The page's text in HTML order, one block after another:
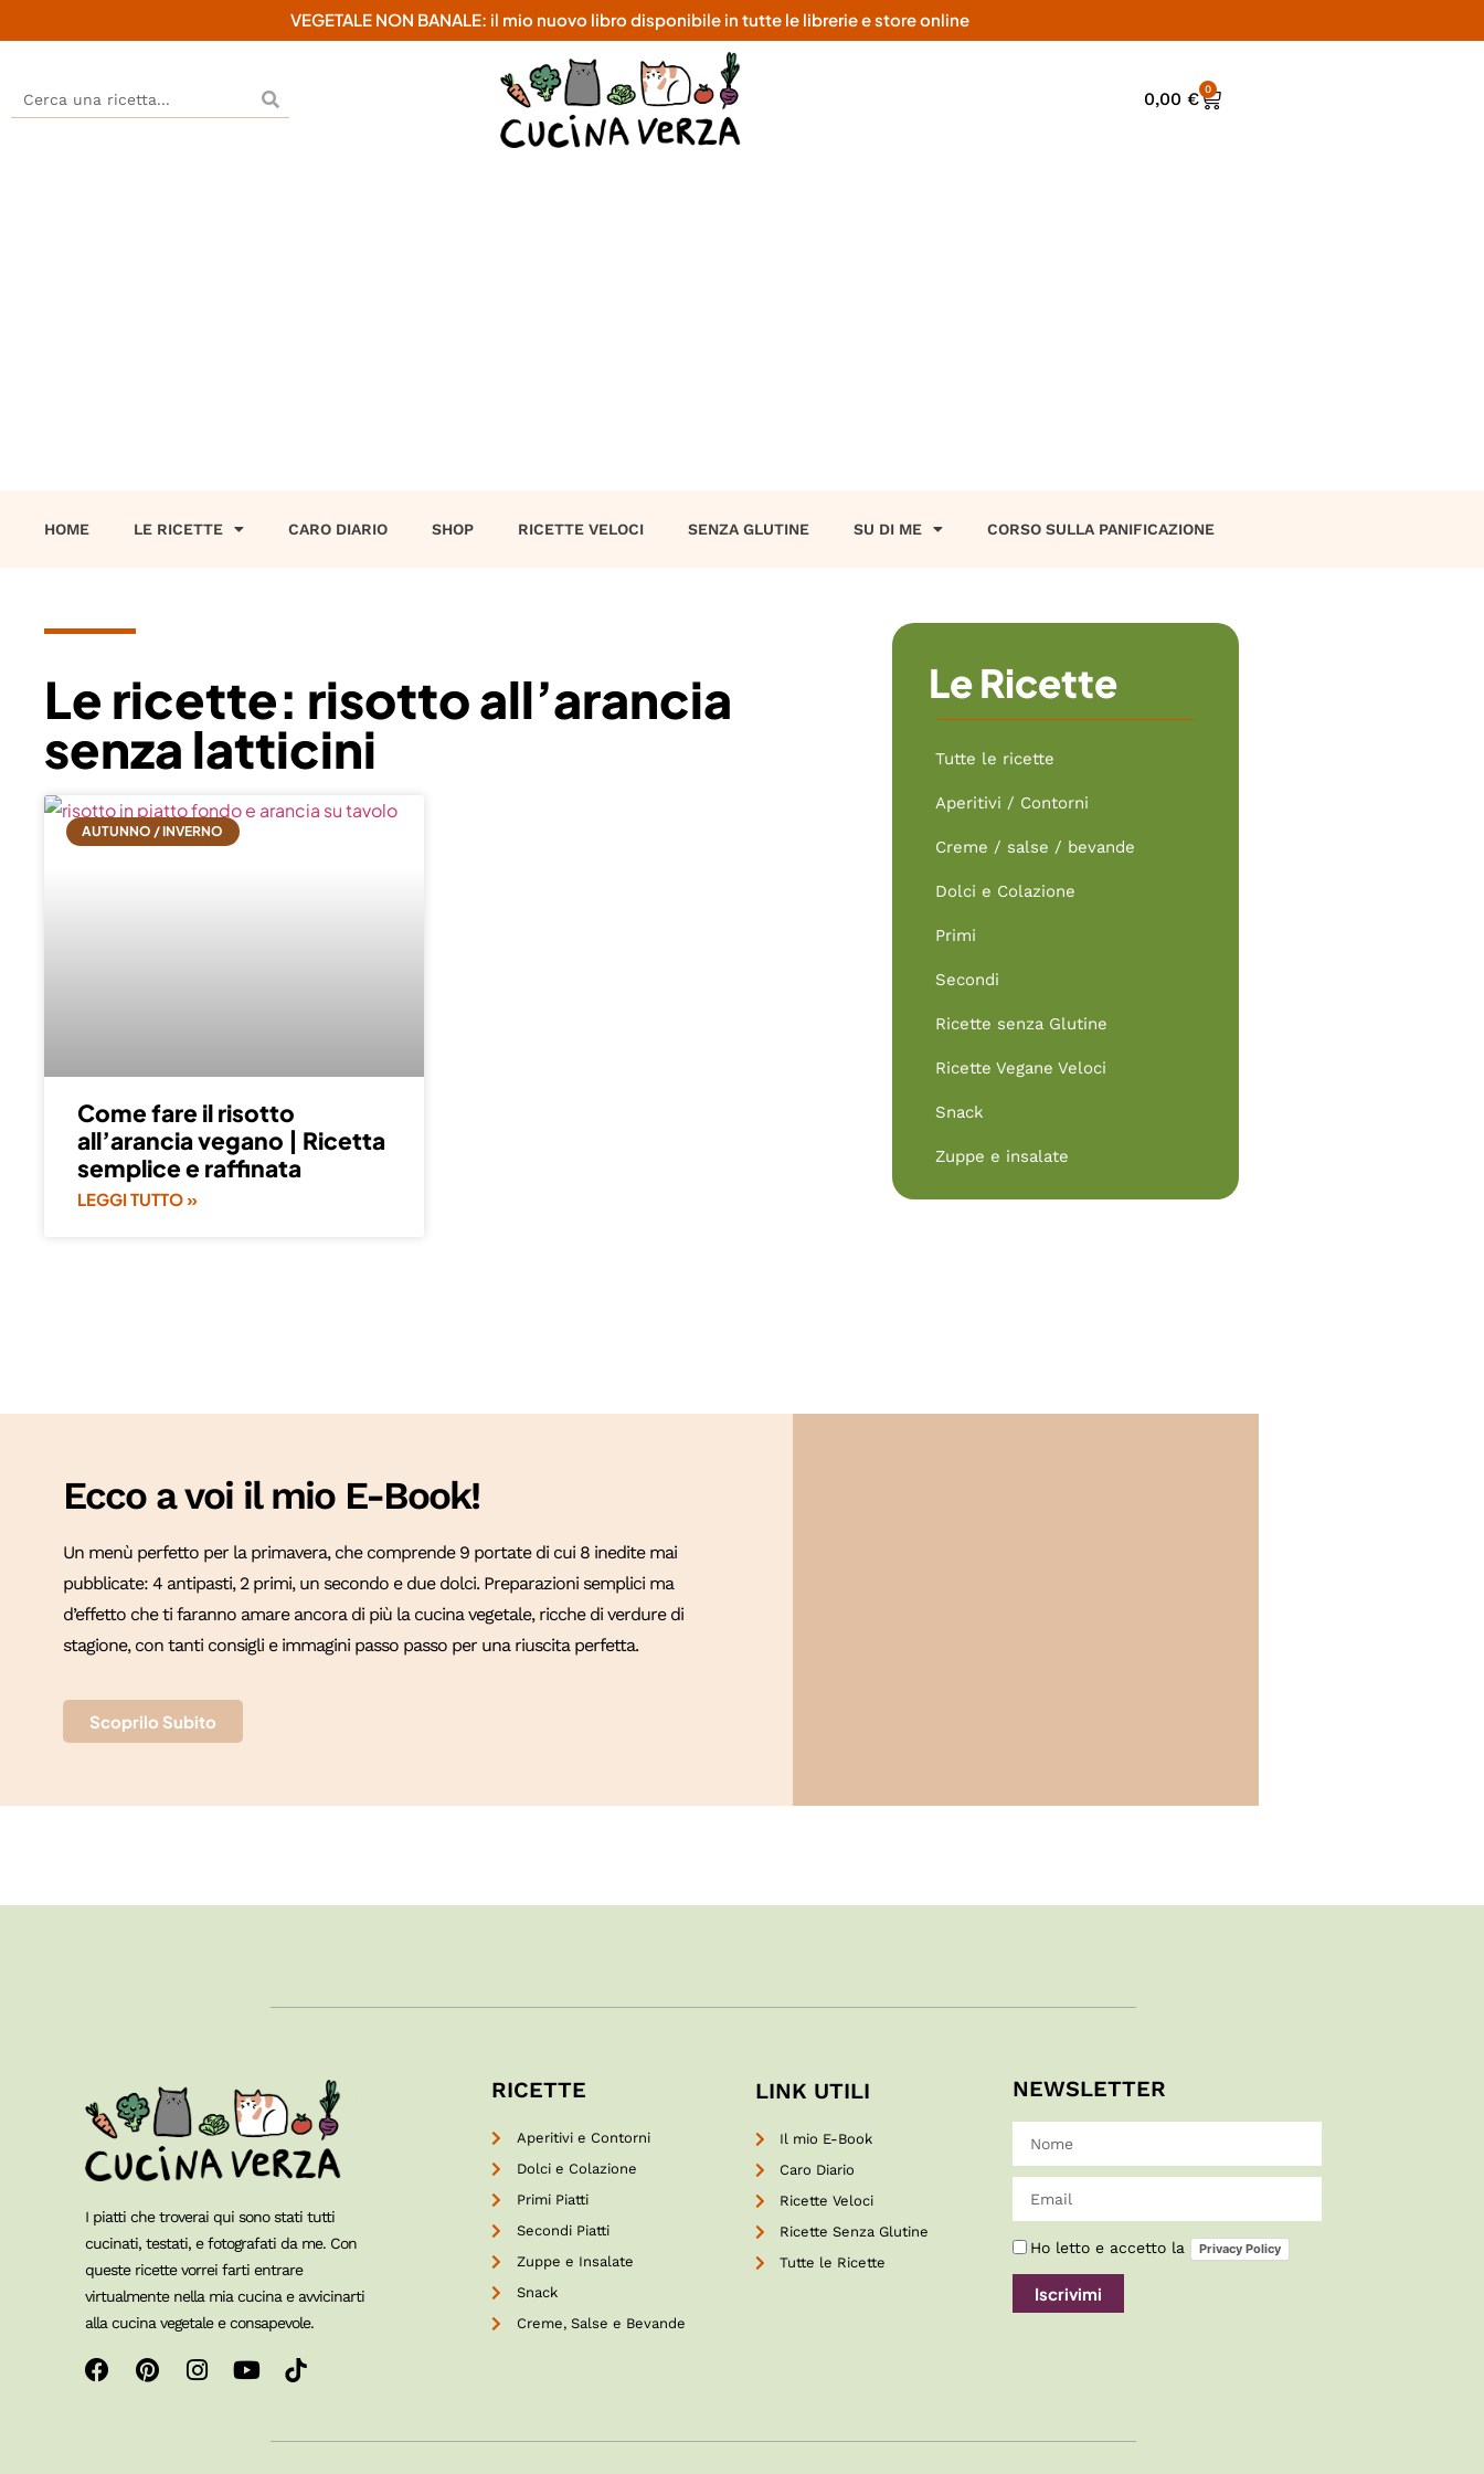
VEGETALE NON BANALE: il mio nuovo libro disponibile in tutte le librerie e store online
0,00 € 0
HOME LE RICETTE CARO DIARIO SHOP RICETTE VELOCI SENZA GLUTINE SU DI ME CORSO SULLA PANIFICAZIONE
Le ricette: risotto all’arancia
senza latticini
AUTUNNO / INVERNO
Come fare il risotto
all’arancia vegano | Ricetta
semplice e raffinata
LEGGI TUTTO »
Le Ricette
Tutte le ricette
Aperitivi / Contorni
Creme / salse / bevande
Dolci e Colazione
Primi
Secondi
Ricette senza Glutine
Ricette Vegane Veloci
Snack
Zuppe e insalate
Ecco a voi il mio E-Book!
Un menù perfetto per la primavera, che comprende 9 portate di cui 8 inedite mai
pubblicate: 4 antipasti, 2 primi, un secondo e due dolci. Preparazioni semplici ma
d’effetto che ti faranno amare ancora di più la cucina vegetale, ricche di verdure di
stagione, con tanti consigli e immagini passo passo per una riuscita perfetta.
Scoprilo Subito
I piatti che troverai qui sono stati tutti
cucinati, testati, e fotografati da me. Con
queste ricette vorrei farti entrare
virtualmente nella mia cucina e avvicinarti
alla cucina vegetale e consapevole.
RICETTE
Aperitivi e Contorni
Dolci e Colazione
Primi Piatti
Secondi Piatti
Zuppe e Insalate
Snack
Creme, Salse e Bevande
LINK UTILI
Il mio E-Book
Caro Diario
Ricette Veloci
Ricette Senza Glutine
Tutte le Ricette
NEWSLETTER
Ho letto e accetto la Privacy Policy
Iscrivimi